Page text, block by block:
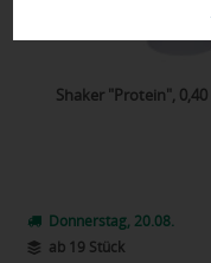
Shaker "Protein", 0,40 l
Donnerstag, 20.08.
ab 19 Stück